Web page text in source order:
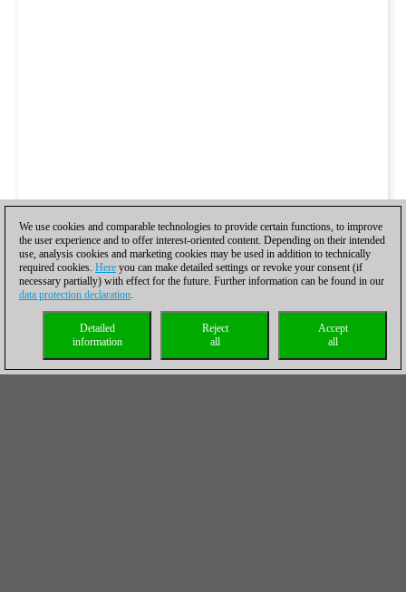
We use cookies and comparable technologies to provide certain functions, to improve
the user experience and to offer interest-oriented content. Depending on their intended
use, analysis cookies and marketing cookies may be used in addition to technically
required cookies. Here you can make detailed settings or revoke your consent (if
necessary partially) with effect for the future. Further information can be found in our
data protection declaration.
Accept
all
Reject
all
Detailed
information